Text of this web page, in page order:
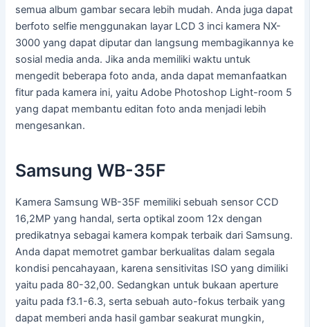
semua album gambar secara lebih mudah. Anda juga dapat
berfoto selfie menggunakan layar LCD 3 inci kamera NX-
3000 yang dapat diputar dan langsung membagikannya ke
sosial media anda. Jika anda memiliki waktu untuk
mengedit beberapa foto anda, anda dapat memanfaatkan
fitur pada kamera ini, yaitu Adobe Photoshop Light-room 5
yang dapat membantu editan foto anda menjadi lebih
mengesankan.
Samsung WB-35F
Kamera Samsung WB-35F memiliki sebuah sensor CCD
16,2MP yang handal, serta optikal zoom 12x dengan
predikatnya sebagai kamera kompak terbaik dari Samsung.
Anda dapat memotret gambar berkualitas dalam segala
kondisi pencahayaan, karena sensitivitas ISO yang dimiliki
yaitu pada 80-32,00. Sedangkan untuk bukaan aperture
yaitu pada f3.1-6.3, serta sebuah auto-fokus terbaik yang
dapat memberi anda hasil gambar seakurat mungkin,